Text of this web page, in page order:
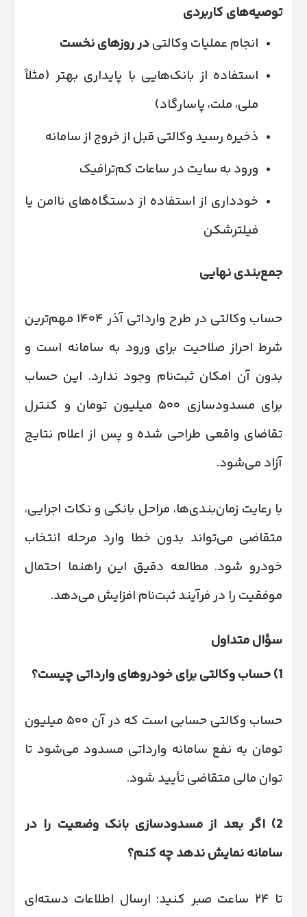
توصیه‌های کاربردی
انجام عملیات وکالتیدر روزهای نخست
استفاده از بانک‌هایی با پایداری بهتر (مثلاً
ملی، ملت، پاسارگاد)
ذخیره رسید وکالتی قبل از خروج از سامانه
ورود به سایت در ساعات کم‌ترافیک
خودداری از استفاده از دستگاه‌های ناامن یا
فیلترشکن
جمع‌بندی نهایی
حساب وکالتی در طرح وارداتی آذر ۱۴۰۴ مهم‌ترین
شرط احراز صلاحیت برای ورود به سامانه است و
بدون آن امکان ثبت‌نام وجود ندارد. این حساب
برای مسدودسازی ۵۰۰ میلیون تومان و کنترل
تقاضای واقعی طراحی شده و پس از اعلام نتایج
آزاد می‌شود.
با رعایت زمان‌بندی‌ها، مراحل بانکی و نکات اجرایی،
متقاضی می‌تواند بدون خطا وارد مرحله انتخاب
خودرو شود. مطالعه دقیق این راهنما احتمال
موفقیت را در فرآیند ثبت‌نام افزایش می‌دهد.
سؤال متداول
1) حساب وکالتی برای خودروهای وارداتی چیست؟
حساب وکالتی حسابی است که در آن ۵۰۰ میلیون
تومان به نفع سامانه وارداتی مسدود می‌شود تا
توان مالی متقاضی تأیید شود.
2) اگر بعد از مسدودسازی بانک وضعیت را در
سامانه نمایش ندهد چه کنم؟
تا ۲۴ ساعت صبر کنید؛ ارسال اطلاعات دسته‌ای